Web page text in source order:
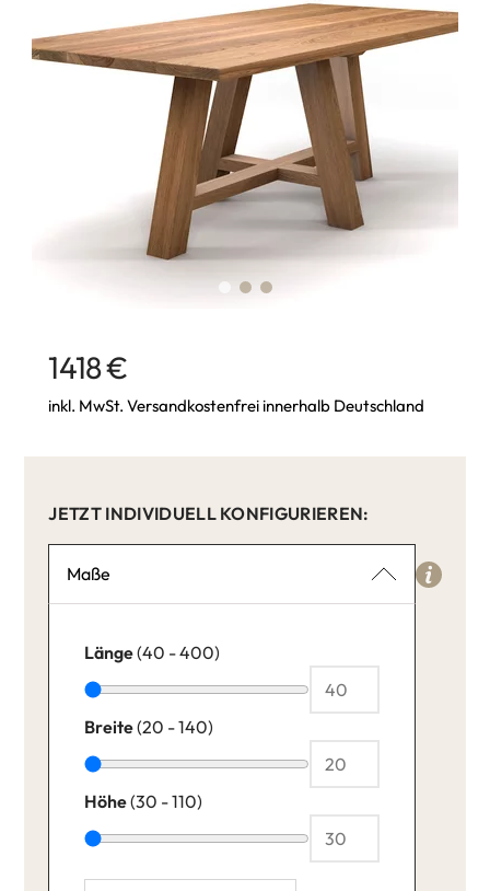
1418 €
inkl. MwSt. Versandkostenfrei innerhalb Deutschland
JETZT INDIVIDUELL KONFIGURIEREN:
Maße
Länge(40 - 400)
Breite(20 - 140)
Höhe(30 - 110)